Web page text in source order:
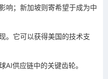
响；新加坡则寄希望于成为中
。它可以获得美国的技术支
AI供应链中的关键齿轮。